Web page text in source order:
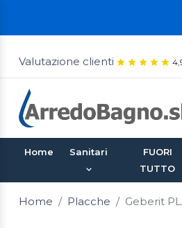
Valutazione clienti
Home Sanitari
FUORI
TUTTO
Home Placche Geberit